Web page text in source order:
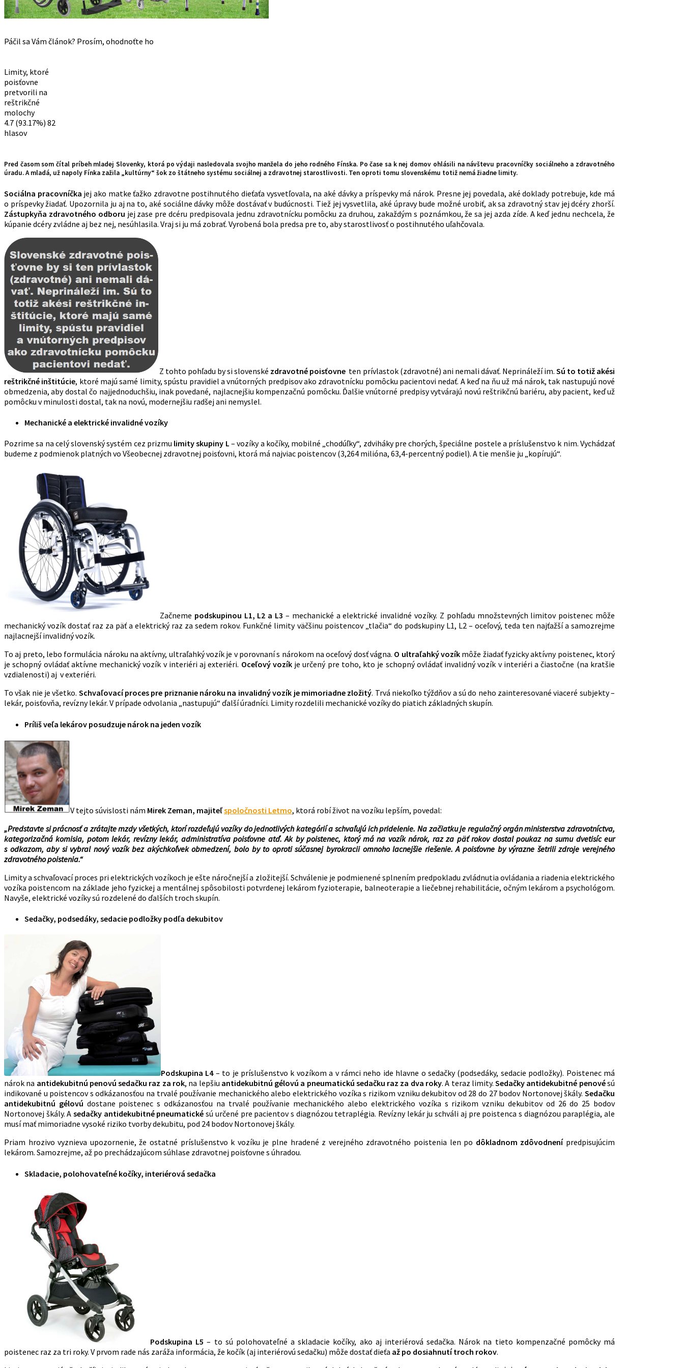
Páčil sa Vám článok? Prosím, ohodnoťte ho
Limity, ktoré
poisťovne
pretvorili na
reštrikčné
molochy
4.7 (93.17%) 82
hlasov
Pred časom som čítal príbeh mladej Slovenky, ktorá po výdaji nasledovala svojho manžela do jeho rodného Fínska. Po čase sa k nej domov ohlásili na návštevu pracovníčky sociálneho a zdravotného
úradu. A mladá, už napoly Fínka zažila „kultúrny“ šok zo štátneho systému sociálnej a zdravotnej starostlivosti. Ten oproti tomu slovenskému totiž nemá žiadne limity.
Sociálna pracovníčka jej ako matke ťažko zdravotne postihnutého dieťaťa vysvetľovala, na aké dávky a príspevky má nárok. Presne jej povedala, aké doklady potrebuje, kde má
o príspevky žiadať. Upozornila ju aj na to, aké sociálne dávky môže dostávať v budúcnosti. Tiež jej vysvetlila, aké úpravy bude možné urobiť, ak sa zdravotný stav jej dcéry zhorší.
Zástupkyňa zdravotného odboru jej zase pre dcéru predpisovala jednu zdravotnícku pomôcku za druhou, zakaždým s poznámkou, že sa jej azda zíde. A keď jednu nechcela, že
kúpanie dcéry zvládne aj bez nej, nesúhlasila. Vraj si ju má zobrať. Vyrobená bola predsa pre to, aby starostlivosť o postihnutého uľahčovala.
Z tohto pohľadu by si slovenské zdravotné poisťovne ten prívlastok (zdravotné) ani nemali dávať. Neprináleží im. Sú to totiž akési
reštrikčné inštitúcie, ktoré majú samé limity, spústu pravidiel a vnútorných predpisov ako zdravotnícku pomôcku pacientovi nedať. A keď na ňu už má nárok, tak nastupujú nové
obmedzenia, aby dostal čo najjednoduchšiu, inak povedané, najlacnejšiu kompenzačnú pomôcku. Ďalšie vnútorné predpisy vytvárajú novú reštrikčnú bariéru, aby pacient, keď už
pomôcku v minulosti dostal, tak na novú, modernejšiu radšej ani nemyslel.
Mechanické a elektrické invalidné vozíky
Pozrime sa na celý slovenský systém cez prizmu limity skupiny L – vozíky a kočíky, mobilné „chodúľky“, zdviháky pre chorých, špeciálne postele a príslušenstvo k nim. Vychádzať
budeme z podmienok platných vo Všeobecnej zdravotnej poisťovni, ktorá má najviac poistencov (3,264 milióna, 63,4-percentný podiel). A tie menšie ju „kopírujú“.
Začneme podskupinou L1, L2 a L3 – mechanické a elektrické invalidné vozíky. Z pohľadu množstevných limitov poistenec môže
mechanický vozík dostať raz za päť a elektrický raz za sedem rokov. Funkčné limity väčšinu poistencov „tlačia“ do podskupiny L1, L2 – oceľový, teda ten najťažší a samozrejme
najlacnejší invalidný vozík.
To aj preto, lebo formulácia nároku na aktívny, ultraľahký vozík je v porovnaní s nárokom na oceľový dosť vágna. O ultraľahký vozík môže žiadať fyzicky aktívny poistenec, ktorý
je schopný ovládať aktívne mechanický vozík v interiéri aj exteriéri. Oceľový vozíkje určený pre toho, kto je schopný ovládať invalidný vozík v interiéri a čiastočne (na kratšie
vzdialenosti) aj v exteriéri.
To však nie je všetko. Schvaľovací proces pre priznanie nároku na invalidný vozík je mimoriadne zložitý. Trvá niekoľko týždňov a sú do neho zainteresované viaceré subjekty –
lekár, poisťovňa, revízny lekár. V prípade odvolania „nastupujú“ ďalší úradníci. Limity rozdelili mechanické vozíky do piatich základných skupín.
Príliš veľa lekárov posudzuje nárok na jeden vozík
V tejto súvislosti nám Mirek Zeman, majiteľspoločnosti Letmo, ktorá robí život na vozíku lepším, povedal:
„Predstavte si prácnosť a zrátajte mzdy všetkých, ktorí rozdeľujú vozíky do jednotlivých kategórií a schvaľujú ich pridelenie. Na začiatku je regulačný orgán ministerstva zdravotníctva,
kategorizačná komisia, potom lekár, revízny lekár, administratíva poisťovne atď. Ak by poistenec, ktorý má na vozík nárok, raz za päť rokov dostal poukaz na sumu dvetisíc eur
s odkazom, aby si vybral nový vozík bez akýchkoľvek obmedzení, bolo by to oproti súčasnej byrokracii omnoho lacnejšie riešenie. A poisťovne by výrazne šetrili zdroje verejného
zdravotného poistenia.“
Limity a schvaľovací proces pri elektrických vozíkoch je ešte náročnejší a zložitejší. Schválenie je podmienené splnením predpokladu zvládnutia ovládania a riadenia elektrického
vozíka poistencom na základe jeho fyzickej a mentálnej spôsobilosti potvrdenej lekárom fyzioterapie, balneoterapie a liečebnej rehabilitácie, očným lekárom a psychológom.
Navyše, elektrické vozíky sú rozdelené do ďalších troch skupín.
Sedačky, podsedáky, sedacie podložky podľa dekubitov
Podskupina L4 – to je príslušenstvo k vozíkom a v rámci neho ide hlavne o sedačky (podsedáky, sedacie podložky). Poistenec má
nárok na antidekubitnú penovú sedačku raz za rok, na lepšiu antidekubitnú gélovú a pneumatickú sedačku raz za dva roky. A teraz limity.Sedačky antidekubitné penovésú
indikované u poistencov s odkázanosťou na trvalé používanie mechanického alebo elektrického vozíka s rizikom vzniku dekubitov od 28 do 27 bodov Nortonovej škály. Sedačku
antidekubitnú gélovú dostane poistenec s odkázanosťou na trvalé používanie mechanického alebo elektrického vozíka s rizikom vzniku dekubitov od 26 do 25 bodov
Nortonovej škály. Asedačky antidekubitné pneumatické sú určené pre pacientov s diagnózou tetraplégia. Revízny lekár ju schváli aj pre poistenca s diagnózou paraplégia, ale
musí mať mimoriadne vysoké riziko tvorby dekubitu, pod 24 bodov Nortonovej škály.
Priam hrozivo vyznieva upozornenie, že ostatné príslušenstvo k vozíku je plne hradené z verejného zdravotného poistenia len po dôkladnom zdôvodnenípredpisujúcim
lekárom. Samozrejme, až po prechádzajúcom súhlase zdravotnej poisťovne s úhradou.
Skladacie, polohovateľné kočíky, interiérová sedačka
Podskupina L5 – to sú polohovateľné a skladacie kočíky, ako aj interiérová sedačka. Nárok na tieto kompenzačné pomôcky má
poistenec raz za tri roky. V prvom rade nás zaráža informácia, že kočík (aj interiérovú sedačku) môže dostať dieťa až po dosiahnutí troch rokov.